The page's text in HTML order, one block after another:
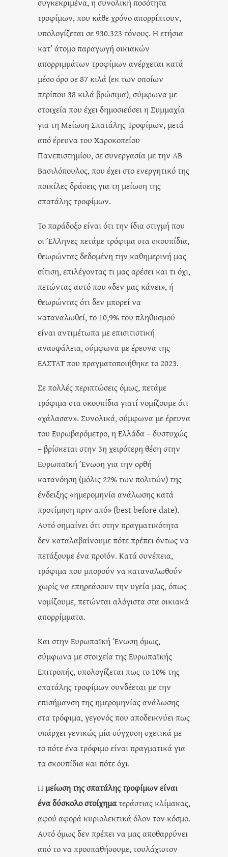
τροφίμων, που κάθε χρόνο απορρίπτουν,
υπολογίζεται σε 930.323 τόνους. Η ετήσια
κατ’ άτομο παραγωγή οικιακών
απορριμμάτων τροφίμων ανέρχεται κατά
μέσο όρο σε 87 κιλά (εκ των οποίων
περίπου 38 κιλά βρώσιμα), σύμφωνα με
στοιχεία που έχει δημοσιεύσει η Συμμαχία
για τη Μείωση Σπατάλης Τροφίμων, μετά
από έρευνα του Χαροκοπείου
Πανεπιστημίου, σε συνεργασία με την ΑΒ
Βασιλόπουλος, που έχει στο ενεργητικό της
ποικίλες δράσεις για τη μείωση της
σπατάλης τροφίμων.
Το παράδοξο είναι ότι την ίδια στιγμή που
οι Έλληνες πετάμε τρόφιμα στα σκουπίδια,
θεωρώντας δεδομένη την καθημερινή μας
σίτιση, επιλέγοντας τι μας αρέσει και τι όχι,
πετώντας αυτό που «δεν μας κάνει», ή
θεωρώντας ότι δεν μπορεί να
καταναλωθεί, το 10,9% του πληθυσμού
είναι αντιμέτωπα με επισιτιστική
ανασφάλεια, σύμφωνα με έρευνα της
ΕΛΣΤΑΤ που πραγματοποιήθηκε το 2023.
Σε πολλές περιπτώσεις όμως, πετάμε
τρόφιμα στα σκουπίδια γιατί νομίζουμε ότι
«χάλασαν». Συνολικά, σύμφωνα με έρευνα
του Ευρωβαρόμετρο, η Ελλάδα – δυστυχώς
– βρίσκεται στην 3η χειρότερη θέση στην
Ευρωπαϊκή Ένωση για την ορθή
κατανόηση (μόλις 22% των πολιτών) της
ένδειξης «ημερομηνία ανάλωσης κατά
προτίμηση πριν από» (best before date).
Αυτό σημαίνει ότι στην πραγματικότητα
δεν καταλαβαίνουμε πότε πρέπει όντως να
πετάξουμε ένα προϊόν. Κατά συνέπεια,
τρόφιμα που μπορούν να καταναλωθούν
χωρίς να επηρεάσουν την υγεία μας, όπως
νομίζουμε, πετώνται αλόγιστα στα οικιακά
απορρίμματα.
Και στην Ευρωπαϊκή Ένωση όμως,
σύμφωνα με στοιχεία της Ευρωπαϊκής
Επιτροπής, υπολογίζεται πως το 10% της
σπατάλης τροφίμων συνδέεται με την
επισήμανση της ημερομηνίας ανάλωσης
στα τρόφιμα, γεγονός που αποδεικνύει πως
υπάρχει γενικώς μία σύγχυση σχετικά με
το πότε ένα τρόφιμο είναι πραγματικά για
τα σκουπίδια και πότε όχι.
Ημείωση της σπατάλης τροφίμων είναι
ένα δύσκολο στοίχηματεράστιας κλίμακας,
αφού αφορά κυριολεκτικά όλον τον κόσμο.
Αυτό όμως δεν πρέπει να μας αποθαρρύνει
από το να προσπαθήσουμε, τουλάχιστον